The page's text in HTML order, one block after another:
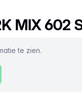
MIX 602
te zien.